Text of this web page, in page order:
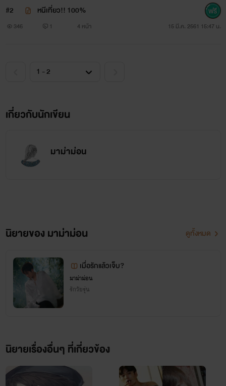
#2 หนีเที่ยว!! 100%
346 1 4 หน้า 15 มี.ค. 2561 15:47 น.
เกี่ยวกับนักเขียน
มาม่าม่อน
นิยายของ มาม่าม่อน ดูทั้งหมด
เมื่อรักแล้วเจ็บ?
มาม่าม่อน
รักวัยรุ่น
นิยายเรื่องอื่นๆ ที่เกี่ยวข้อง